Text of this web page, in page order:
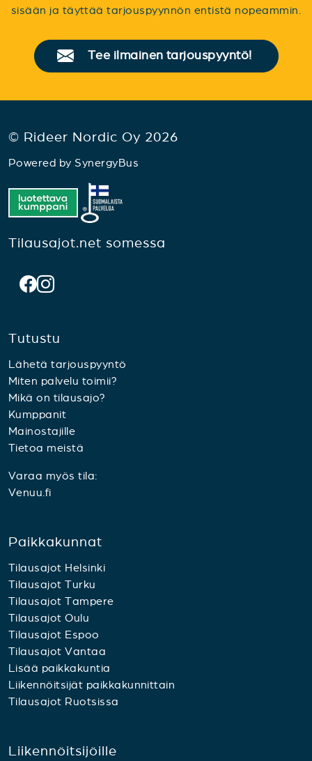
sisään ja täyttää tarjouspyynnön entistä nopeammin.
Tee ilmainen tarjouspyyntö!
© Rideer Nordic Oy 2026
Powered by SynergyBus
Tilausajot.net somessa
Tutustu
Lähetä tarjouspyyntö
Miten palvelu toimii?
Mikä on tilausajo?
Kumppanit
Mainostajille
Tietoa meistä
Varaa myös tila:
Venuu.fi
Paikkakunnat
Tilausajot Helsinki
Tilausajot Turku
Tilausajot Tampere
Tilausajot Oulu
Tilausajot Espoo
Tilausajot Vantaa
Lisää paikkakuntia
Liikennöitsijät paikkakunnittain
Tilausajot Ruotsissa
Liikennöitsijöille